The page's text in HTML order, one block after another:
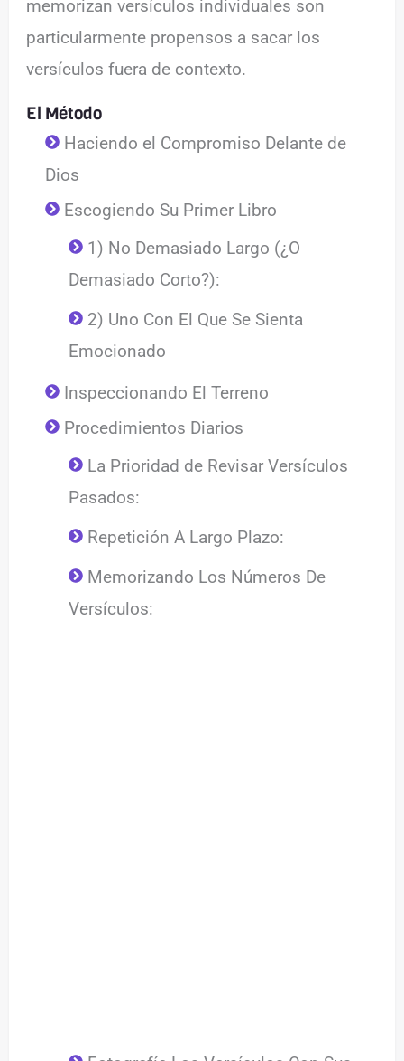
memorizan versículos individuales son
particularmente propensos a sacar los
versículos fuera de contexto.
El Método
Haciendo el Compromiso Delante de
Dios
Escogiendo Su Primer Libro
1) No Demasiado Largo (¿O
Demasiado Corto?):
2) Uno Con El Que Se Sienta
Emocionado
Inspeccionando El Terreno
Procedimientos Diarios
La Prioridad de Revisar Versículos
Pasados:
Repetición A Largo Plazo:
Memorizando Los Números De
Versículos: